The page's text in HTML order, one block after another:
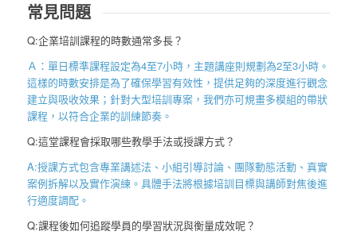
常見問題
Q:企業培訓課程的時數通常多長？
Ａ：單日標準課程設定為4至7小時，主題講座則規劃為2至3小時。
這樣的時數安排是為了確保學習有效性，提供足夠的深度進行觀念
建立與吸收效果；針對大型培訓專案，我們亦可規畫多模組的帶狀
課程，以符合企業的訓練節奏。
Q:這堂課程會採取哪些教學手法或授課方式？
A:授課方式包含專業講述法、小組引導討論、團隊動態活動、真實
案例拆解以及實作演練。具體手法將根據培訓目標與講師對焦後進
行適度調配。
Q:課程後如何追蹤學員的學習狀況與衡量成效呢？